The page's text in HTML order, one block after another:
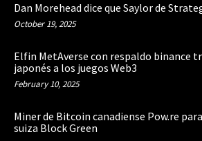
Dan Morehead dice que Saylor de
October 19, 2025
Elfin MetAverse con respaldo binance
japonés a los juegos Web3
February 10, 2025
Miner de Bitcoin canadiense Pow.re
suiza Block Green